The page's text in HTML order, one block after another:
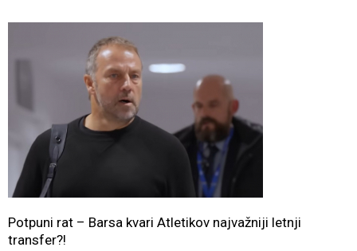
Potpuni rat – Barsa kvari Atletikov najvažniji letnji
transfer?!